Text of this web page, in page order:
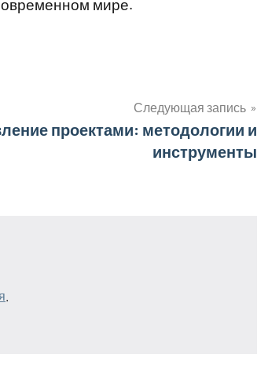
мире.
Следующая запись
проектами: методологии и
инструменты